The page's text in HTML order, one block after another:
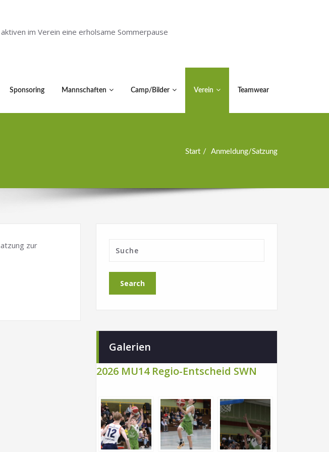
im Verein eine erholsame Sommerpause
Sponsoring Mannschaften Camp/Bilder Verein Teamwear
Start Anmeldung/Satzung
zur
Galerien
2026 MU14 Regio-Entscheid SWN